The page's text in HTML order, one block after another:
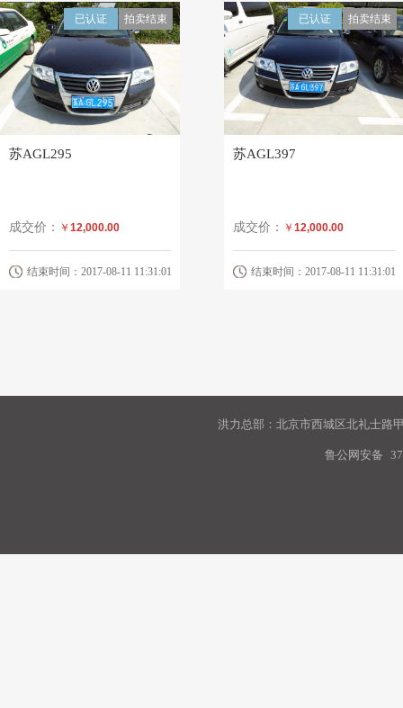
拍卖结束
已认证
苏AGL295
成交价： ￥ 12,000.00
结束时间：2017-08-11 11:31:01
拍卖结束
已认证
苏AGL397
成交价： ￥ 12,000.00
结束时间：2017-08-11 11:31:01
洪力总部：北京市西城区北礼士路
鲁公网安备